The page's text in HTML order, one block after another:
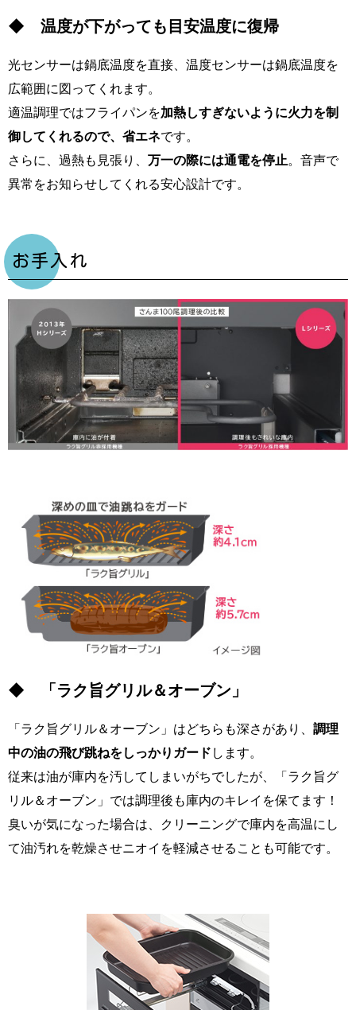
◆ 温度が下がっても目安温度に復帰
光センサーは鍋底温度を直接、温度センサーは鍋底温度を
広範囲に図ってくれます。
適温調理ではフライパンを加熱しすぎないように火力を制
御してくれるので、省エネです。
さらに、過熱も見張り、 万一の際には通電を停止。音声で
異常をお知らせしてくれる安心設計です。
お手入れ
◆ 「ラク旨グリル＆オーブン」
「ラク旨グリル＆オーブン」はどちらも深さがあり、 調理
中の油の飛び跳ねをしっかりガード します。
従来は油が庫内を汚してしまいがちでしたが、「ラク旨グ
リル＆オーブン」では調理後も庫内のキレイを保てます！
臭いが気になった場合は、クリーニングで庫内を高温にし
て油汚れを乾燥させニオイを軽減させることも可能です。